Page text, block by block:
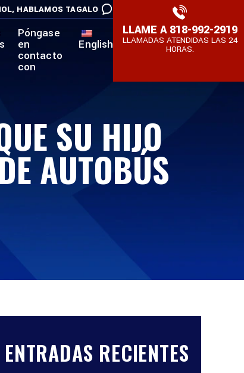
HABLAMOS TAGALO
Póngase
en
contacto
con
English
LLAME A818-992-2919
LLAMADAS ATENDIDAS LAS 24
HORAS.
SU HIJO
AUTOBÚS
ENTRADAS RECIENTES